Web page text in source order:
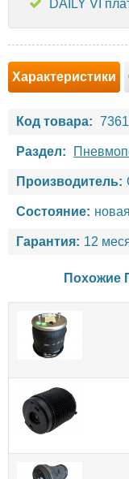
DAILY VI
Характеристики
Код товара:
Раздел:
Производитель:
Состояние: новая
Гарантия: 12
Похожие